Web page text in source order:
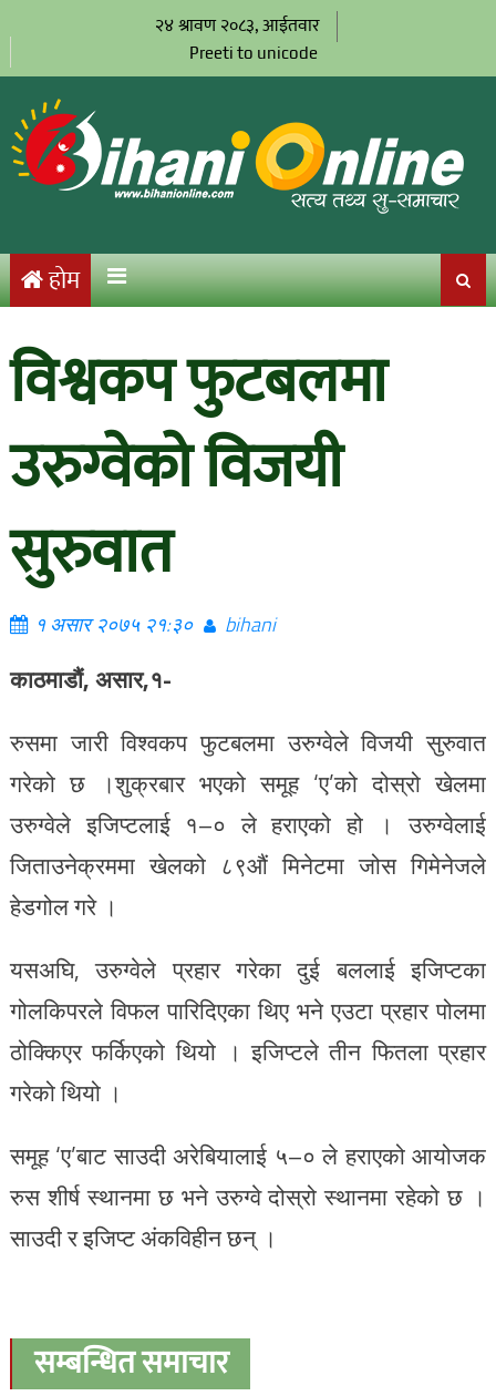
२४ श्रावण २०८३, आईतवार
Preeti to unicode
होम
विश्वकप फुटबलमा
उरुग्वेको विजयी
सुरुवात
१ असार २०७५ २१:३० bihani
काठमाडौं, असार,१-
रुसमा जारी विश्वकप फुटबलमा उरुग्वेले विजयी सुरुवात
गरेको छ ।शुक्रबार भएको समूह ‘ए’को दोस्रो खेलमा
उरुग्वेले इजिप्टलाई १–० ले हराएको हो । उरुग्वेलाई
जिताउनेक्रममा खेलको ८९औं मिनेटमा जोस गिमेनेजले
हेडगोल गरे ।
यसअघि, उरुग्वेले प्रहार गरेका दुई बललाई इजिप्टका
गोलकिपरले विफल पारिदिएका थिए भने एउटा प्रहार पोलमा
ठोक्किएर फर्किएको थियो । इजिप्टले तीन फितला प्रहार
गरेको थियो ।
समूह ‘ए’बाट साउदी अरेबियालाई ५–० ले हराएको आयोजक
रुस शीर्ष स्थानमा छ भने उरुग्वे दोस्रो स्थानमा रहेको छ ।
साउदी र इजिप्ट अंकविहीन छन् ।
सम्बन्धित समाचार